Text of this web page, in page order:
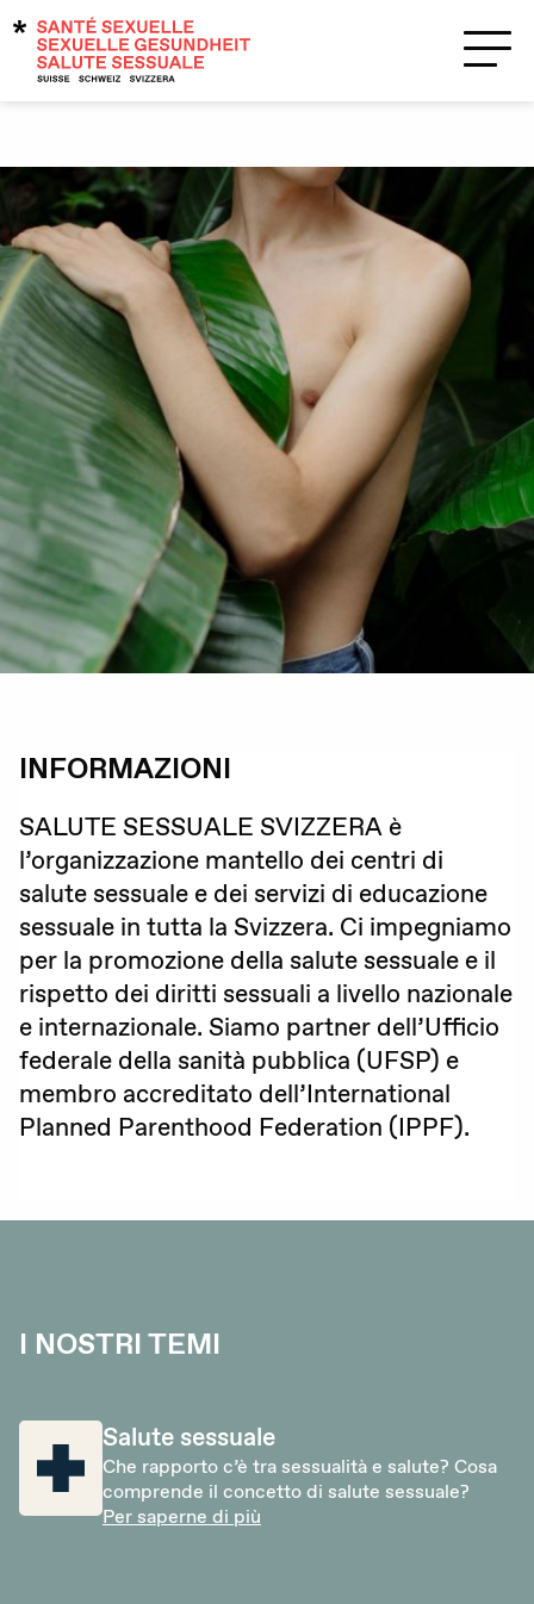
Salute sessuale
Accesso per tutte e tutti
Attrazioni e sessualità
Caratteristiche biologiche sessuali e
identità di genere
HIV / IST
Contraccezione
Gravidanza (voluta / non voluta)
Educazione sessuale
Violenza sessuale
Politica
Formazione
Standards di qualità
Advocacy
Newsletter
Attualità
Consulenza
Emergenze
Lavorare insieme per
promuovere
la salute sessuale
e il rispetto dei diritti
sessuali.
INFORMAZIONI
SALUTE SESSUALE SVIZZERA è
l’organizzazione mantello dei centri di
salute sessuale e dei servizi di educazione
sessuale in tutta la Svizzera. Ci impegniamo
per la promozione della salute sessuale e il
rispetto dei diritti sessuali a livello nazionale
e internazionale. Siamo partner dell’Ufficio
federale della sanità pubblica (UFSP) e
membro accreditato dell’International
Planned Parenthood Federation (IPPF).
I NOSTRI TEMI
Salute sessuale
Che rapporto c’è tra sessualità e salute? Cosa
comprende il concetto di salute sessuale?
Per saperne di più